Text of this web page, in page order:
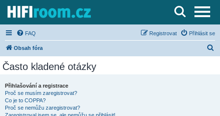
Server o Hi-Fi a AV technice
FAQ Přihlásit se
Registrovat
Obsah fóra
Často kladené otázky
Přihlašování a registrace
Proč se musím zaregistrovat?
Co je to COPPA?
Proč se nemůžu zaregistrovat?